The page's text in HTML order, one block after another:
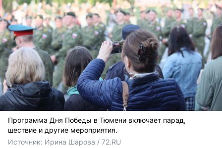
Программа Дня Победы в Тюмени включает парад,
шествие и другие мероприятия.
Источник: Ирина Шарова / 72.RU